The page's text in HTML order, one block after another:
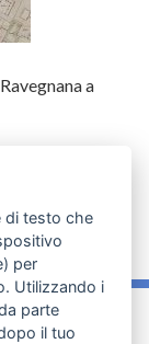
a
di testo che
per
Utilizzando i
parte
il tuo